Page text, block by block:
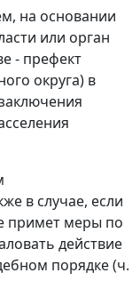
на основании
или орган
- префект
округа) в
в случае, если
примет меры по
действие
порядке (ч.